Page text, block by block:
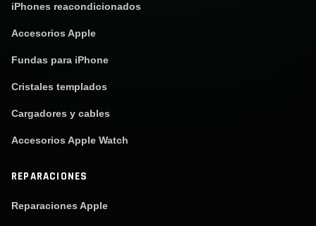
iPhones reacondicionados
Accesorios Apple
Fundas para iPhone
Cristales templados
Cargadores y cables
Accesorios Apple Watch
REPARACIONES
Reparaciones Apple